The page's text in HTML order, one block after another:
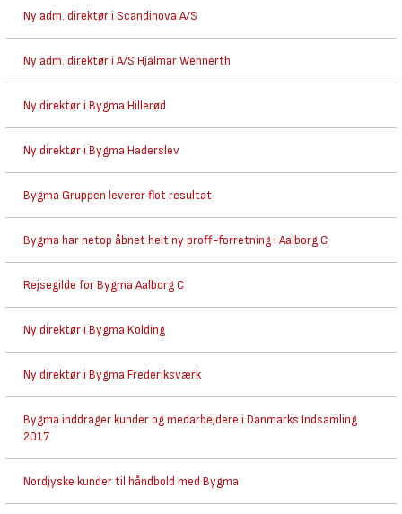
Ny adm. direktør i Scandinova A/S
Ny adm. direktør i A/S Hjalmar Wennerth
Ny direktør i Bygma Hillerød
Ny direktør i Bygma Haderslev
Bygma Gruppen leverer flot resultat
Bygma har netop åbnet helt ny proff-forretning i Aalborg C
Rejsegilde for Bygma Aalborg C
Ny direktør i Bygma Kolding
Ny direktør i Bygma Frederiksværk
Bygma inddrager kunder og medarbejdere i Danmarks Indsamling
2017
Nordjyske kunder til håndbold med Bygma